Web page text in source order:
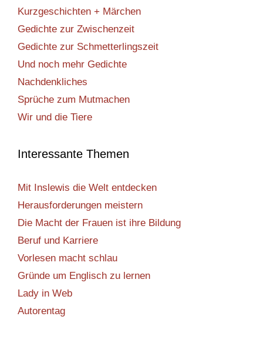
Kurzgeschichten + Märchen
Gedichte zur Zwischenzeit
Gedichte zur Schmetterlingszeit
Und noch mehr Gedichte
Nachdenkliches
Sprüche zum Mutmachen
Wir und die Tiere
Interessante Themen
Mit Inslewis die Welt entdecken
Herausforderungen meistern
Die Macht der Frauen ist ihre Bildung
Beruf und Karriere
Vorlesen macht schlau
Gründe um Englisch zu lernen
Lady in Web
Autorentag